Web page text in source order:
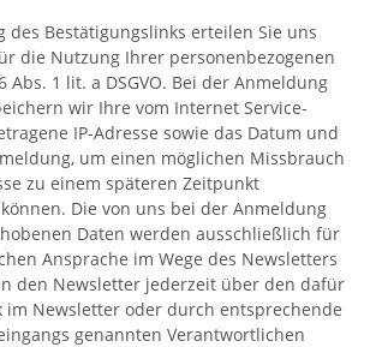
des Bestätigungslinks erteilen Sie uns
die Nutzung Ihrer personenbezogenen
Abs. 1 lit. a DSGVO. Bei der Anmeldung
wir Ihre vom Internet Service-
IP-Adresse sowie das Datum und
um einen möglichen Missbrauch
zu einem späteren Zeitpunkt
Die von uns bei der Anmeldung
Daten werden ausschließlich für
Ansprache im Wege des Newsletters
den Newsletter jederzeit über den dafür
im Newsletter oder durch entsprechende
genannten Verantwortlichen